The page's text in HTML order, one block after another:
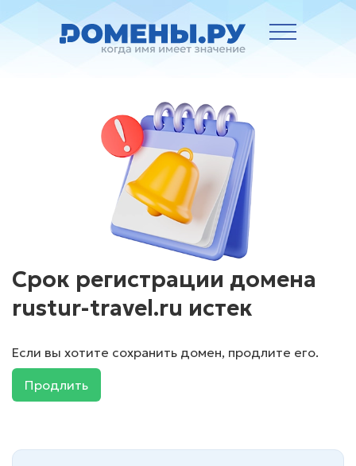
Срок регистрации домена
rustur-travel.ru истек
Если вы хотите сохранить домен, продлите его.
Продлить